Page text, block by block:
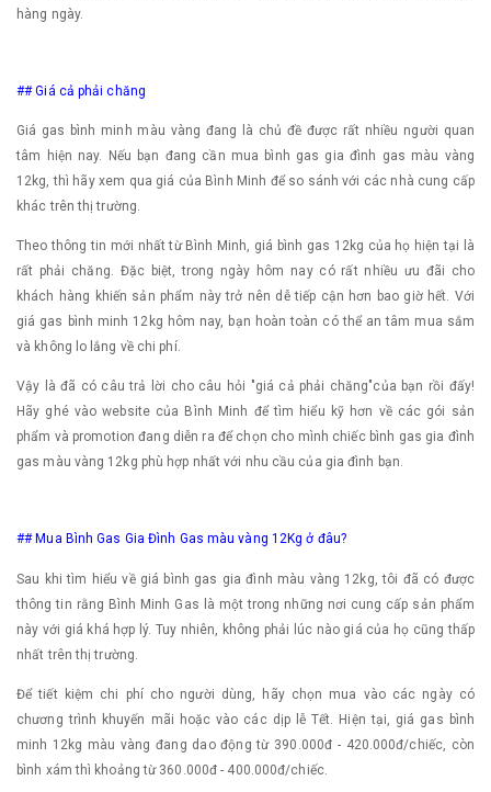
hàng ngày.
## Giá cả phải chăng
Giá gas bình minh màu vàng đang là chủ đề được rất nhiều người quan
tâm hiện nay. Nếu bạn đang cần mua bình gas gia đình gas màu vàng
12kg, thì hãy xem qua giá của Bình Minh để so sánh với các nhà cung cấp
khác trên thị trường.
Theo thông tin mới nhất từ Bình Minh, giá bình gas 12kg của họ hiện tại là
rất phải chăng. Đặc biệt, trong ngày hôm nay có rất nhiều ưu đãi cho
khách hàng khiến sản phẩm này trở nên dễ tiếp cận hơn bao giờ hết. Với
giá gas bình minh 12kg hôm nay, bạn hoàn toàn có thể an tâm mua sắm
và không lo lắng về chi phí.
Vậy là đã có câu trả lời cho câu hỏi "giá cả phải chăng"của bạn rồi đấy!
Hãy ghé vào website của Bình Minh để tìm hiểu kỹ hơn về các gói sản
phẩm và promotion đang diễn ra để chọn cho mình chiếc bình gas gia đình
gas màu vàng 12kg phù hợp nhất với nhu cầu của gia đình bạn.
## Mua Bình Gas Gia Đình Gas màu vàng 12Kg ở đâu?
Sau khi tìm hiểu về giá bình gas gia đình màu vàng 12kg, tôi đã có được
thông tin rằng Bình Minh Gas là một trong những nơi cung cấp sản phẩm
này với giá khá hợp lý. Tuy nhiên, không phải lúc nào giá của họ cũng thấp
nhất trên thị trường.
Để tiết kiệm chi phí cho người dùng, hãy chọn mua vào các ngày có
chương trình khuyến mãi hoặc vào các dịp lễ Tết. Hiện tại, giá gas bình
minh 12kg màu vàng đang dao động từ 390.000đ - 420.000đ/chiếc, còn
bình xám thì khoảng từ 360.000đ - 400.000đ/chiếc.